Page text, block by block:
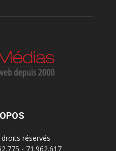
réservés
- 71.962.617